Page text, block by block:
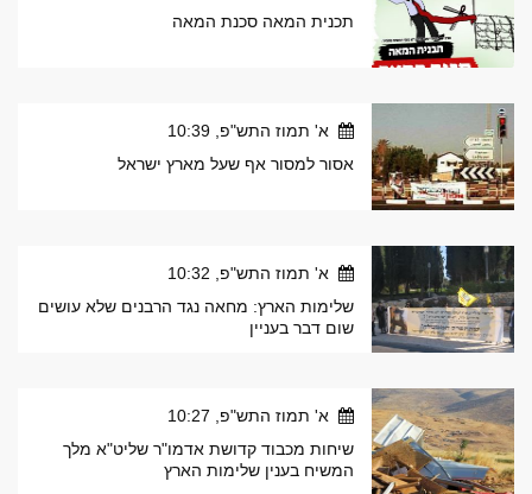
תכנית המאה סכנת המאה
א' תמוז התש"פ, 10:39
אסור למסור אף שעל מארץ ישראל
א' תמוז התש"פ, 10:32
שלימות הארץ: מחאה נגד הרבנים שלא עושים
שום דבר בעניין
א' תמוז התש"פ, 10:27
שיחות מכבוד קדושת אדמו"ר שליט"א מלך
המשיח בענין שלימות הארץ